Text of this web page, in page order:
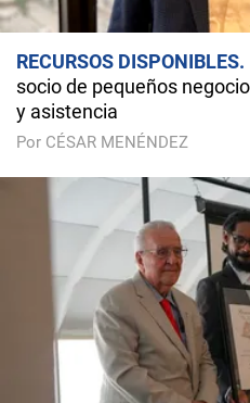
RECURSOS DISPONIBLES
socio de pequeños
y asistencia
Por CÉSAR MENÉNDEZ